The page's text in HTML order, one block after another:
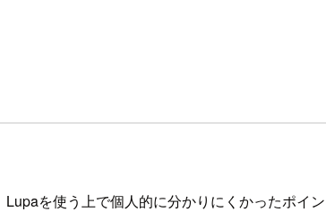
を使う上で個人的に分かりにくかったポイン